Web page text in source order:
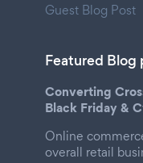
Guest Blog Post
Featured Blog
Converting
Black Friday &
Online
overall retail